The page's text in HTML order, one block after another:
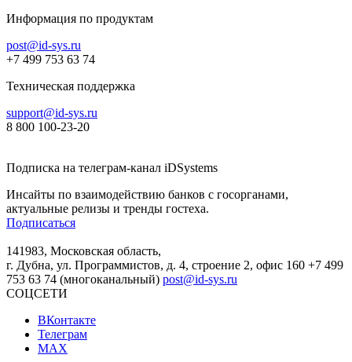
Информация по продуктам
post@id-sys.ru
+7 499 753 63 74
Техническая поддержка
support@id-sys.ru
8 800 100-23-20
Подписка на телеграм-канал iDSystems
Инсайты по взаимодействию банков с госорганами,
актуальные релизы и тренды гостеха.
Подписаться
141983, Московская область,
г. Дубна, ул. Программистов, д. 4, строение 2, офис 160 +7 499
753 63 74 (многоканальный) post@id-sys.ru
СОЦСЕТИ
ВКонтакте
Телеграм
MAX